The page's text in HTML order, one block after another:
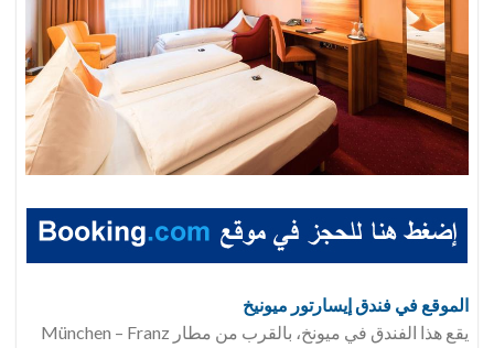
الموقع في فندق إيسارتور ميونيخ
يقع هذا الفندق في ميونخ، بالقرب من مطار München – Franz